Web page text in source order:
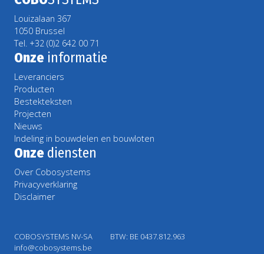
Louizalaan 367
1050 Brussel
Tel. +32 (0)2 642 00 71
Onze informatie
Leveranciers
Producten
Bestekteksten
Projecten
Nieuws
Indeling in bouwdelen en bouwloten
Onze diensten
Over Cobosystems
Privacyverklaring
Disclaimer
COBOSYSTEMS NV-SA
BTW: BE 0437.812.963
info@cobosystems.be